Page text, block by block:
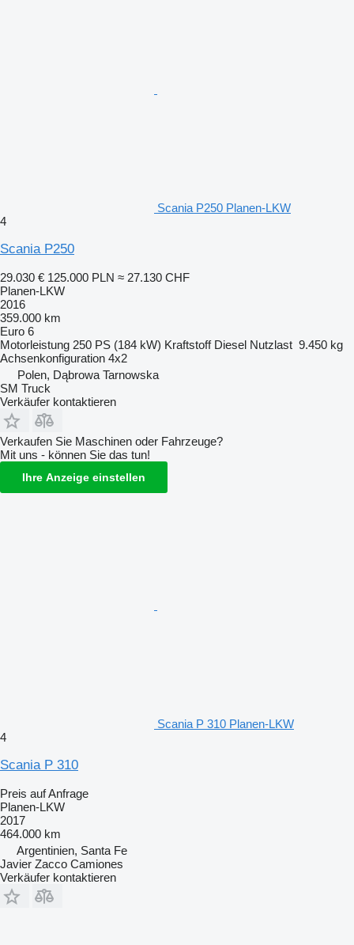
Scania P250 Planen-LKW
4
Scania P250
29.030 € 125.000 PLN ≈ 27.130 CHF
Planen-LKW
2016
359.000 km
Euro 6
Motorleistung 250 PS (184 kW) Kraftstoff Diesel Nutzlast 9.450 kg
Achsenkonfiguration 4x2
Polen, Dąbrowa Tarnowska
SM Truck
Verkäufer kontaktieren
Verkaufen Sie Maschinen oder Fahrzeuge?
Mit uns - können Sie das tun!
Ihre Anzeige einstellen
Scania P 310 Planen-LKW
4
Scania P 310
Preis auf Anfrage
Planen-LKW
2017
464.000 km
Argentinien, Santa Fe
Javier Zacco Camiones
Verkäufer kontaktieren